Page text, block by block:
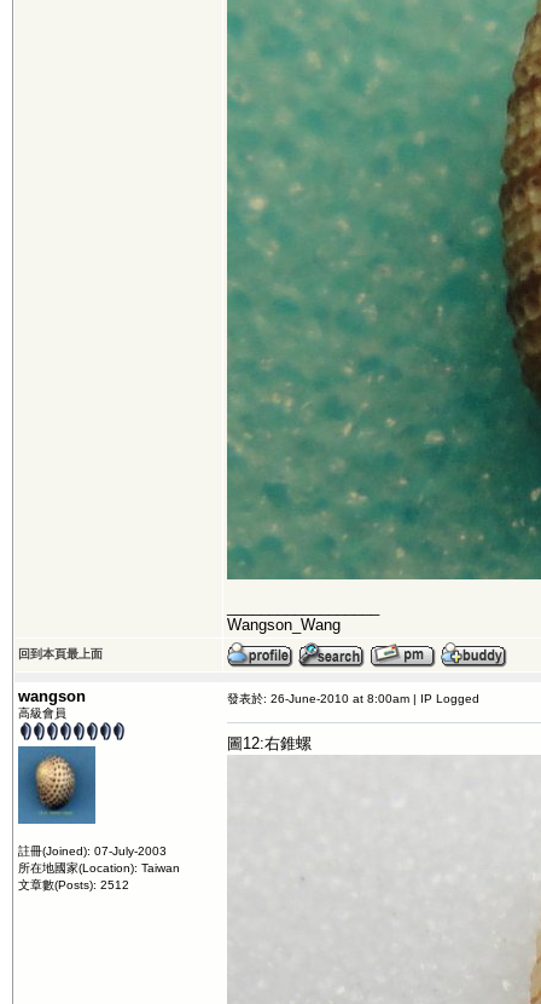
Wangson_Wang
回到本頁最上面
wangson
高級會員
註冊(Joined): 07-July-2003
所在地國家(Location): Taiwan
文章數(Posts): 2512
發表於: 26-June-2010 at 8:00am | IP Logged
圖12:右錐螺